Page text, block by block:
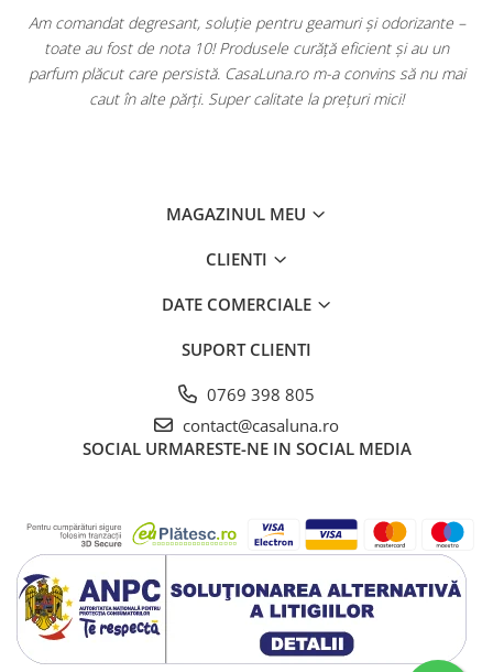
Am comandat degresant, soluție pentru geamuri și odorizante –
toate au fost de nota 10! Produsele curăță eficient și au un
parfum plăcut care persistă. CasaLuna.ro m-a convins să nu mai
caut în alte părți. Super calitate la prețuri mici!
MAGAZINUL MEU
CLIENTI
DATE COMERCIALE
SUPORT CLIENTI
0769 398 805
contact@casaluna.ro
SOCIAL URMARESTE-NE IN SOCIAL MEDIA